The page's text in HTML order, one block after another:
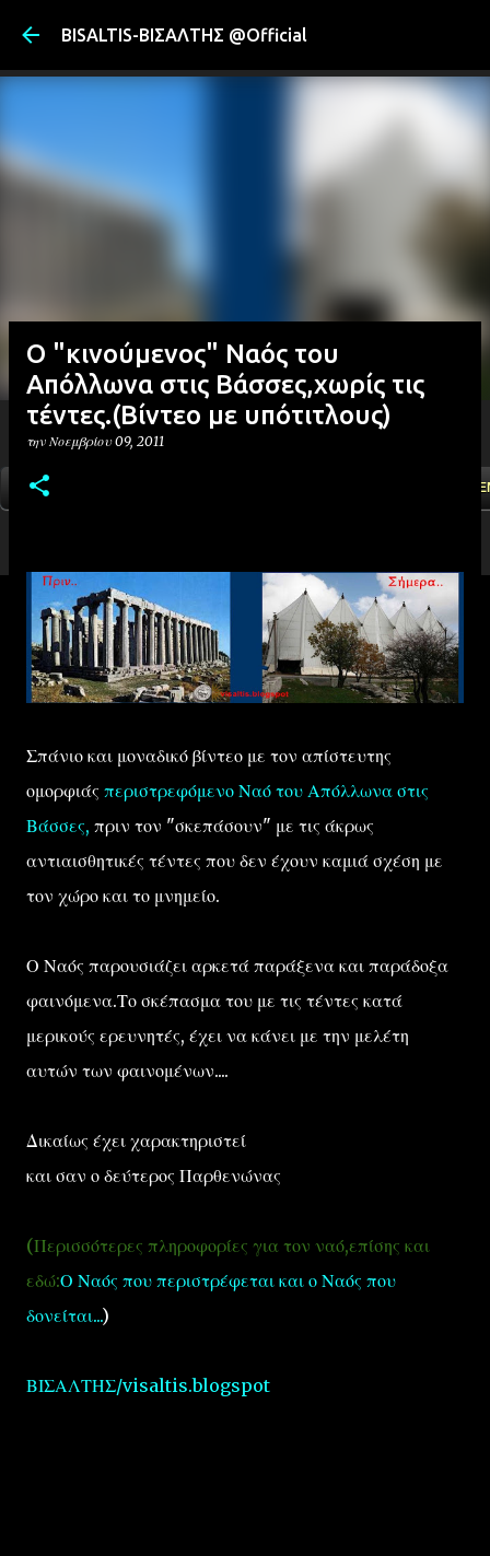
BISALTIS-ΒΙΣΑΛΤΗΣ @Official
ΑΡΧΙΚΗ
O "κινούμενος" Ναός του
Απόλλωνα στις Βάσσες,χωρίς τις
τέντες.(Βίντεο με υπότιτλους)
την Νοεμβρίου 09, 2011
Σπάνιο και μοναδικό βίντεο με τον απίστευτης
ομορφιάς περιστρεφόμενο Ναό του Απόλλωνα στις
Βάσσες, πριν τον "σκεπάσουν" με τις άκρως
αντιαισθητικές τέντες που δεν έχουν καμιά σχέση με
τον χώρο και το μνημείο.
Ο Ναός παρουσιάζει αρκετά παράξενα και παράδοξα
φαινόμενα.Το σκέπασμα του με τις τέντες κατά
μερικούς ερευνητές, έχει να κάνει με την μελέτη
αυτών των φαινομένων....
Δικαίως έχει χαρακτηριστεί
και σαν ο δεύτερος Παρθενώνας
(Περισσότερες πληροφορίες για τον ναό,επίσης και
εδώ:Ο Ναός που περιστρέφεται και ο Ναός που
δονείται...)
ΒΙΣΑΛΤΗΣ/visaltis.blogspot